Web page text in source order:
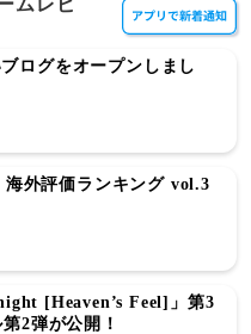
ムレビ
ログをオープンしまし
海外評価ランキング vol.3
[Heaven’s Feel]」第3
2弾が公開！